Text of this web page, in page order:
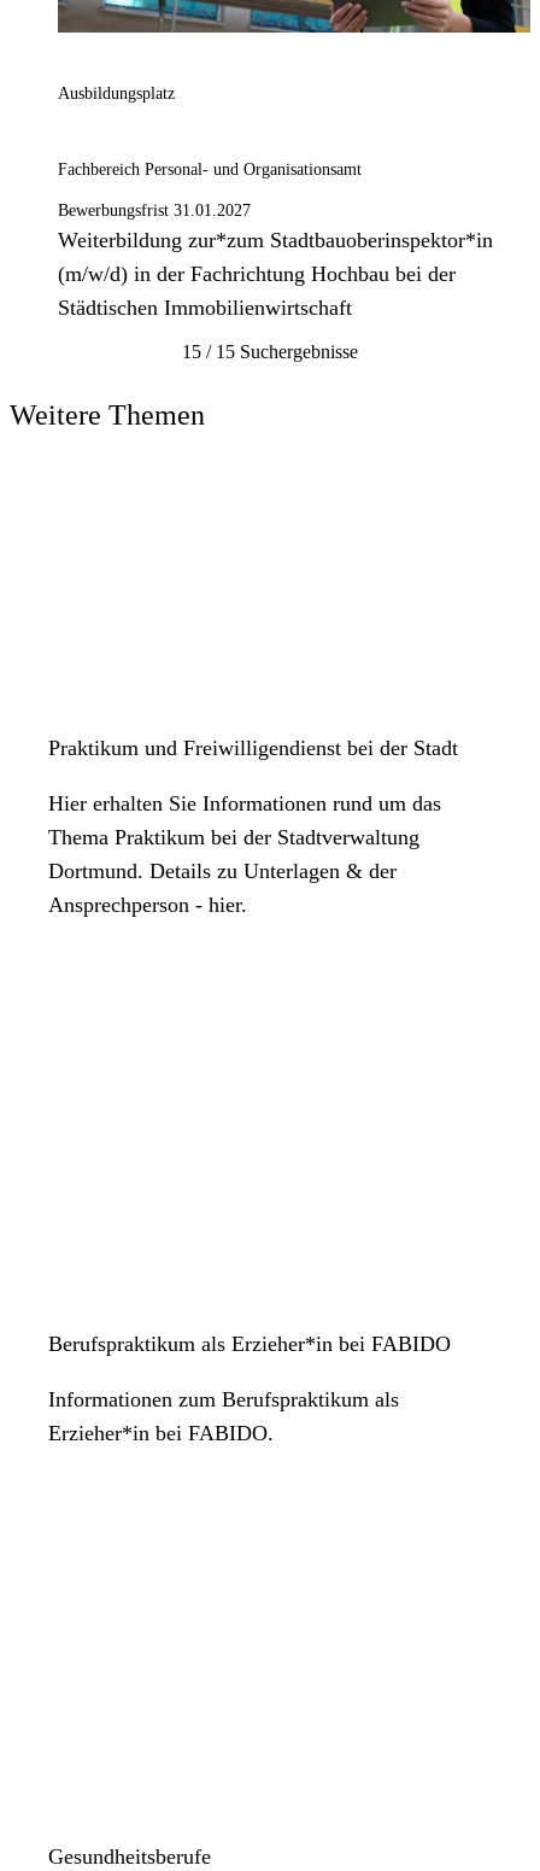
Ausbildungsplatz
Fachbereich Personal- und Organisationsamt
Bewerbungsfrist 31.01.2027
Weiterbildung zur*zum Stadtbauoberinspektor*in
(m/w/d) in der Fachrichtung Hochbau bei der
Städtischen Immobilienwirtschaft
15 / 15 Suchergebnisse
Weitere Themen
Praktikum und Freiwilligendienst bei der Stadt
Hier erhalten Sie Informationen rund um das
Thema Praktikum bei der Stadtverwaltung
Dortmund. Details zu Unterlagen & der
Ansprechperson - hier.
Berufspraktikum als Erzieher*in bei FABIDO
Informationen zum Berufspraktikum als
Erzieher*in bei FABIDO.
Gesundheitsberufe